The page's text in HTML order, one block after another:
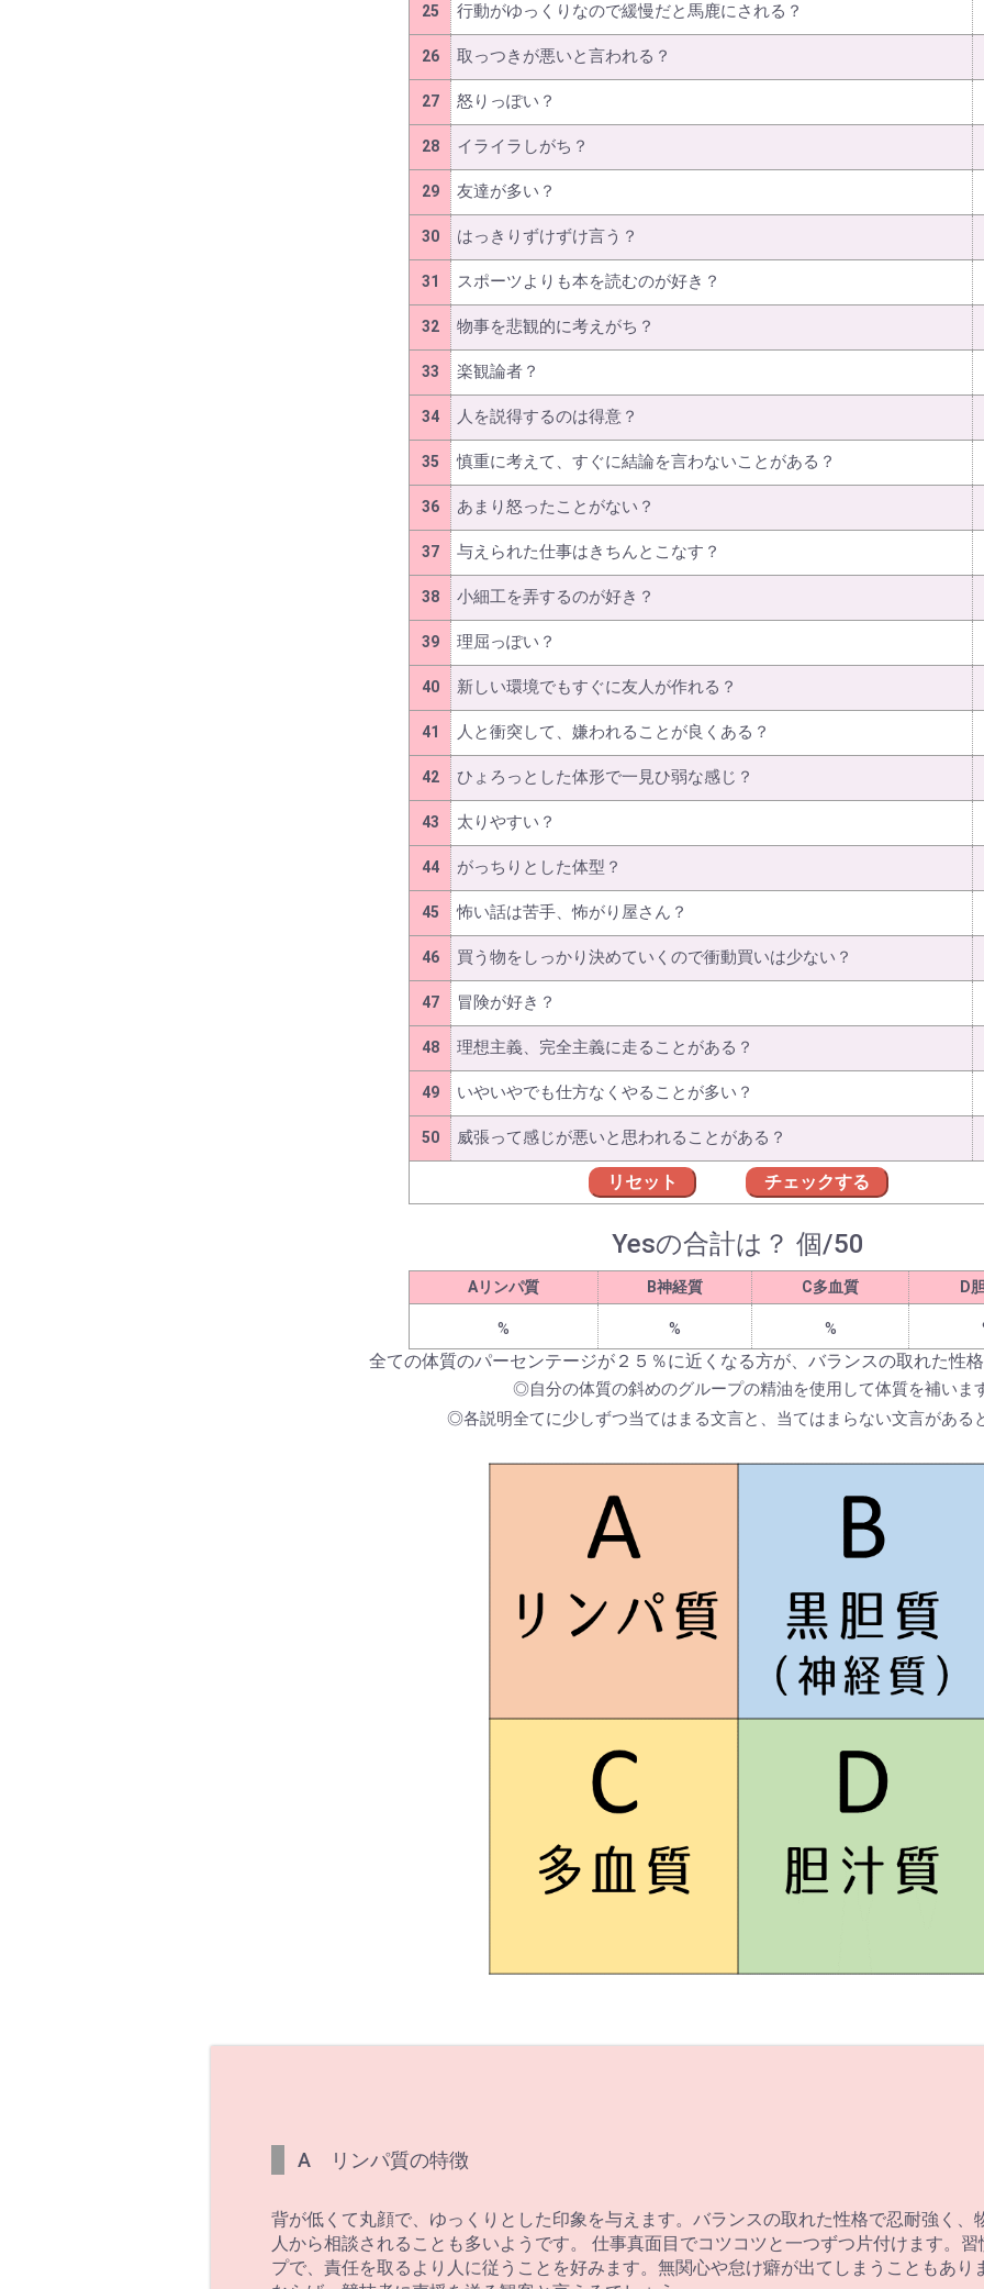
25 行動がゆっくりなので緩慢だと馬鹿にされる？
26 取っつきが悪いと言われる？
27 怒りっぽい？
28 イライラしがち？
29 友達が多い？
30 はっきりずけずけ言う？
31 スポーツよりも本を読むのが好き？
32 物事を悲観的に考えがち？
33 楽観論者？
34 人を説得するのは得意？
35 慎重に考えて、すぐに結論を言わないことがある？
36 あまり怒ったことがない？
37 与えられた仕事はきちんとこなす？
38 小細工を弄するのが好き？
39 理屈っぽい？
40 新しい環境でもすぐに友人が作れる？
41 人と衝突して、嫌われることが良くある？
42 ひょろっとした体形で一見ひ弱な感じ？
43 太りやすい？
44 がっちりとした体型？
45 怖い話は苦手、怖がり屋さん？
46 買う物をしっかり決めていくので衝動買いは少ない？
47 冒険が好き？
48 理想主義、完全主義に走ることがある？
49 いやいやでも仕方なくやることが多い？
50 威張って感じが悪いと思われることがある？
リセット チェックする
Yesの合計は？ 個/50
Aリンパ質 B神経質 C多血質 D
% % %
全ての体質のパーセンテージが２５％に近くなる方が、バランスの取れた性
◎自分の体質の斜めのグループの精油を使用して体質を補いま
◎各説明全てに少しずつ当てはまる文言と、当てはまらない文言がある
A リンパ質の特徴
背が低くて丸顔で、ゆっくりとした印象を与えます。バランスの取れた性格で忍耐強く、
人から相談されることも多いようです。 仕事真面目でコツコツと一つずつ片付けます。
プで、責任を取るより人に従うことを好みます。無関心や怠け癖が出てしまうこともあり